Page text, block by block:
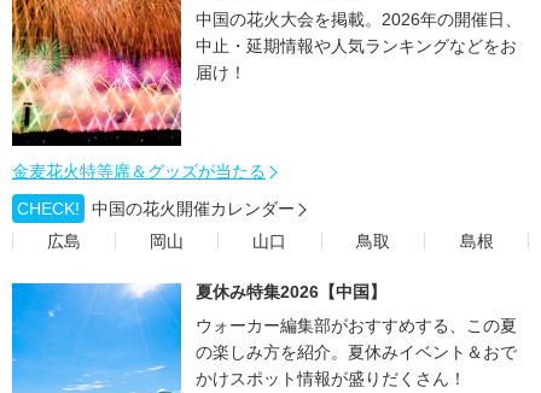
中国の花火大会を掲載。2026年の開催日、
中止・延期情報や人気ランキングなどをお
届け！
金麦花火特等席＆グッズが当たる
CHECK!
中国の花火開催カレンダー
広島
岡山 山口 鳥取 島根
夏休み特集2026【中国】
ウォーカー編集部がおすすめする、この夏
の楽しみ方を紹介。夏休みイベント＆おで
かけスポット情報が盛りだくさん！